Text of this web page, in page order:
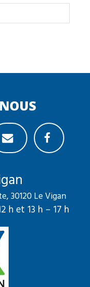
30120 Le Vigan
h et 13 h – 17 h